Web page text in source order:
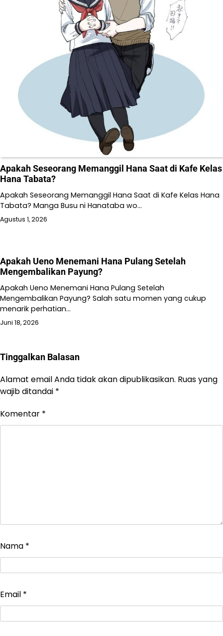
Apakah Seseorang Memanggil Hana Saat di Kafe Kelas
Hana Tabata?
Apakah Seseorang Memanggil Hana Saat di Kafe Kelas Hana
Tabata? Manga Busu ni Hanataba wo…
Agustus 1, 2026
Apakah Ueno Menemani Hana Pulang Setelah
Mengembalikan Payung?
Apakah Ueno Menemani Hana Pulang Setelah
Mengembalikan Payung? Salah satu momen yang cukup
menarik perhatian…
Juni 18, 2026
Tinggalkan Balasan
Alamat email Anda tidak akan dipublikasikan. Ruas yang
wajib ditandai *
Komentar *
Nama *
Email *